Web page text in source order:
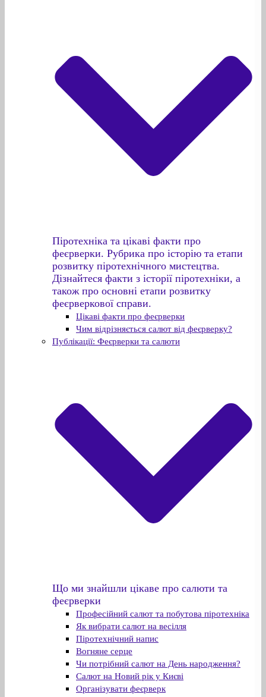
Піротехніка та цікаві факти про
феєрверки. Рубрика про історію та етапи
розвитку піротехнічного мистецтва.
Дізнайтеся факти з історії піротехніки, а
також про основні етапи розвитку
феєрверкової справи.
Цікаві факти про феєрверки
Чим відрізняється салют від феєрверку?
Публікації: Феєрверки та салюти
Що ми знайшли цікаве про салюти та
феєрверки
Професійний салют та побутова піротехніка
Як вибрати салют на весілля
Піротехнічний напис
Вогняне серце
Чи потрібний салют на День народження?
Салют на Новий рік у Києві
Організувати феєрверк